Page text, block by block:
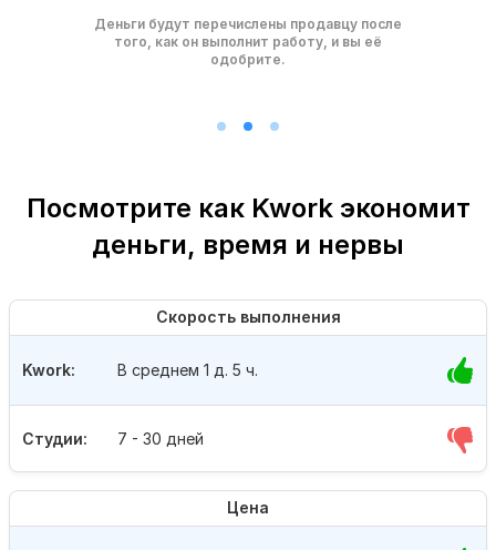
Деньги будут перечислены продавцу после
того, как он выполнит работу, и вы её
одобрите.
Посмотрите как Kwork экономит
деньги, время и нервы
Скорость выполнения
Студии: 7 - 30 дней
Kwork: В среднем 1 д. 5 ч.
Цена